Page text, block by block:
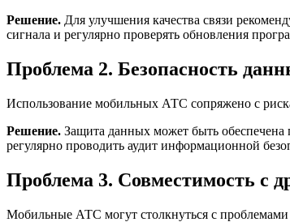
Решение. Для улучшения качества связи
сигнала и регулярно проверять обновления
Проблема 2. Безопасность
Использование мобильных АТС сопряжено с
Решение. Защита данных может быть
регулярно проводить аудит информационной
Проблема 3. Совместимость с
Мобильные АТС могут столкнуться с